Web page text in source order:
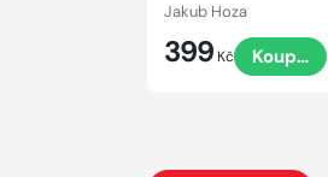
Jakub Hoza
399 Kč Koupit